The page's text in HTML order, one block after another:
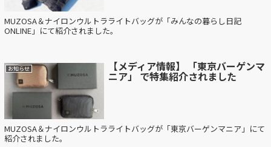
MUZOSA＆ナイロンウルトラライトバッグが「みんなの暮らし日記
ONLINE」にて紹介されました。
お知らせ 【メディア情報】 「東京バーゲンマ
ニア」 で特集紹介されました
MUZOSA＆ナイロンウルトラライトバッグが「東京バーゲンマニア」にて
紹介されました。